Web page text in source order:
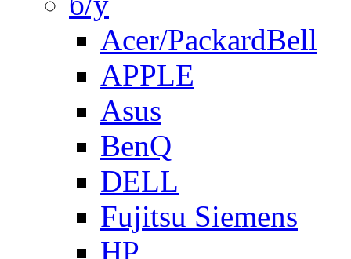
Acer/PackardBell
APPLE
Asus
BenQ
DELL
Fujitsu Siemens
HP